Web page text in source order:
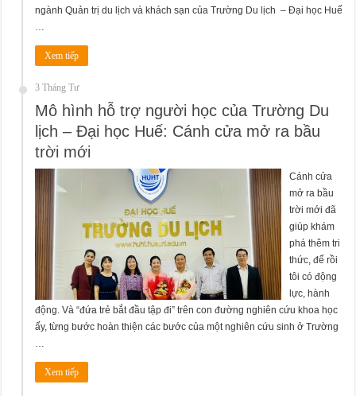
ngành Quản trị du lịch và khách sạn của Trường Du lịch – Đại học Huế
Xem tiếp
3 Tháng Tư
Mô hình hỗ trợ người học của Trường Du
lịch – Đại học Huế: Cánh cửa mở ra bầu
trời mới
Cánh cửa
mở ra bầu
trời mới đã
giúp khám
phá thêm tri
thức, để rồi
tôi có động
lực, hành
động. Và “đứa trẻ bắt đầu tập đi” trên con đường nghiên cứu khoa học
ấy, từng bước hoàn thiện các bước của một nghiên cứu sinh ở Trường
Xem tiếp